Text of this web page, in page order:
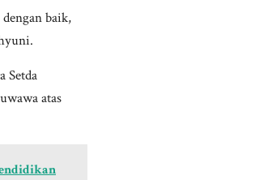
baik,
Setda
atas